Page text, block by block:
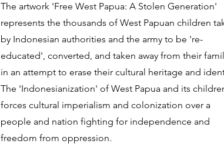
The artwork 'Free West Papua: A Stolen Generation'
represents the thousands of West Papuan children
by Indonesian authorities and the army to be 're-
educated', converted, and taken away from their
in an attempt to erase their cultural heritage and
The 'Indonesianization' of West Papua and its
forces cultural imperialism and colonization over a
people and nation fighting for independence and
freedom from oppression.